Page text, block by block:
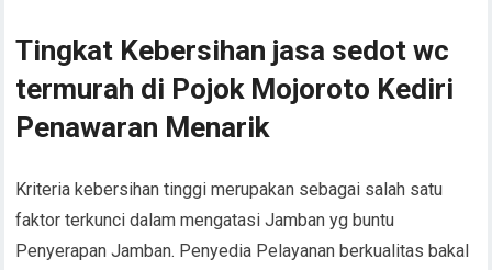
Tingkat Kebersihan jasa sedot wc
termurah di Pojok Mojoroto Kediri
Penawaran Menarik
Kriteria kebersihan tinggi merupakan sebagai salah satu
faktor terkunci dalam mengatasi Jamban yg buntu
Penyerapan Jamban. Penyedia Pelayanan berkualitas bakal